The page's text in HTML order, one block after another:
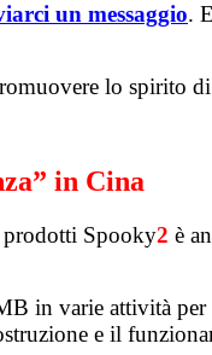
un messaggio.
lo spirito
in Cina
prodotti Spooky2 è
in varie attività
e il